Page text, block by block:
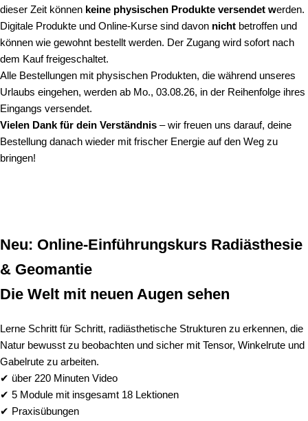
dieser Zeit können keine physischen Produkte versendet werden.
Digitale Produkte und Online-Kurse sind davon nicht betroffen und
können wie gewohnt bestellt werden. Der Zugang wird sofort nach
dem Kauf freigeschaltet.
Alle Bestellungen mit physischen Produkten, die während unseres
Urlaubs eingehen, werden ab Mo., 03.08.26, in der Reihenfolge ihres
Eingangs versendet.
Vielen Dank für dein Verständnis – wir freuen uns darauf, deine
Bestellung danach wieder mit frischer Energie auf den Weg zu
bringen!
Neu: Online-Einführungskurs Radiästhesie
& Geomantie
Die Welt mit neuen Augen sehen
Lerne Schritt für Schritt, radiästhetische Strukturen zu erkennen, die
Natur bewusst zu beobachten und sicher mit Tensor, Winkelrute und
Gabelrute zu arbeiten.
✔ über 220 Minuten Video
✔ 5 Module mit insgesamt 18 Lektionen
✔ Praxisübungen